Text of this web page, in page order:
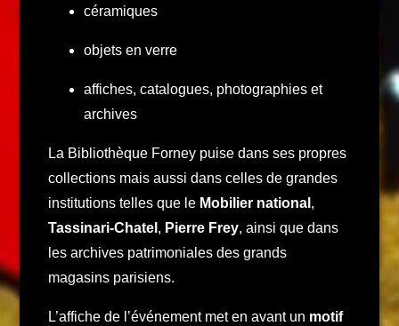
céramiques
objets en verre
affiches, catalogues, photographies et
archives
La Bibliothèque Forney puise dans ses propres
collections mais aussi dans celles de grandes
institutions telles que le Mobilier national ,
Tassinari-Chatel , Pierre Frey, ainsi que dans
les archives patrimoniales des grands
magasins parisiens.
L’affiche de l’événement met en avant un motif